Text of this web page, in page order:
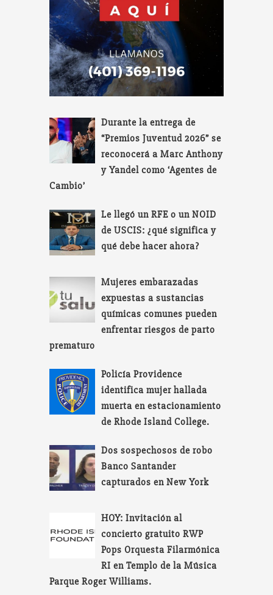
Durante la entrega de
“Premios Juventud 2026” se
reconocerá a Marc Anthony
y Yandel como ‘Agentes de
Cambio’
Le llegó un RFE o un NOID
de USCIS: ¿qué significa y
qué debe hacer ahora?
Mujeres embarazadas
expuestas a sustancias
químicas comunes pueden
enfrentar riesgos de parto
prematuro
Policía Providence
identifica mujer hallada
muerta en estacionamiento
de Rhode Island College.
Dos sospechosos de robo
Banco Santander
capturados en New York
HOY: Invitación al
concierto gratuito RWP
Pops Orquesta Filarmónica
RI en Templo de la Música
Parque Roger Williams.